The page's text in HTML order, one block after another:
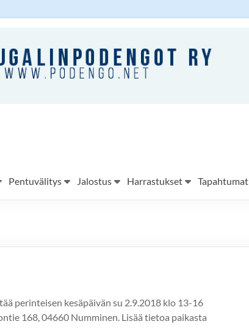
Pentuvälitys Jalostus Harrastukset Tapahtumat
perinteisen kesäpäivän su 2.9.2018 klo 13-16
168, 04660 Numminen. Lisää tietoa paikasta